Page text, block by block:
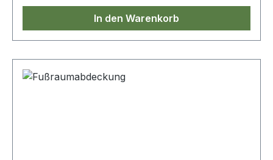
In den Warenkorb